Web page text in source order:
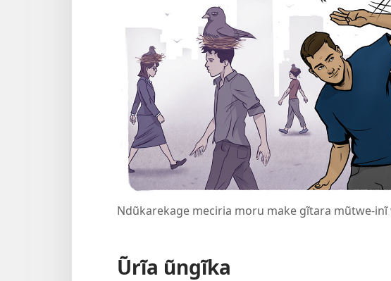
Ndũkarekage meciria moru make gĩtara mũtwe-inĩ
Ũrĩa ũngĩka